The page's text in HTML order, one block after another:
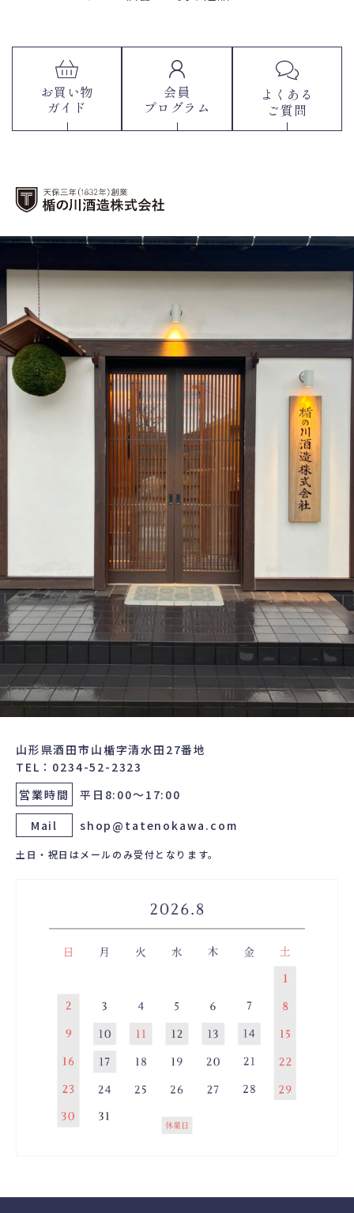
お買い物
ガイド
会員
プログラム
よくある
ご質問
山形県酒田市山楯字清水田27番地
TEL：0234-52-2323
営業時間
平日8:00～17:00
Mail
shop@tatenokawa.com
土日・祝日はメールのみ受付となります。